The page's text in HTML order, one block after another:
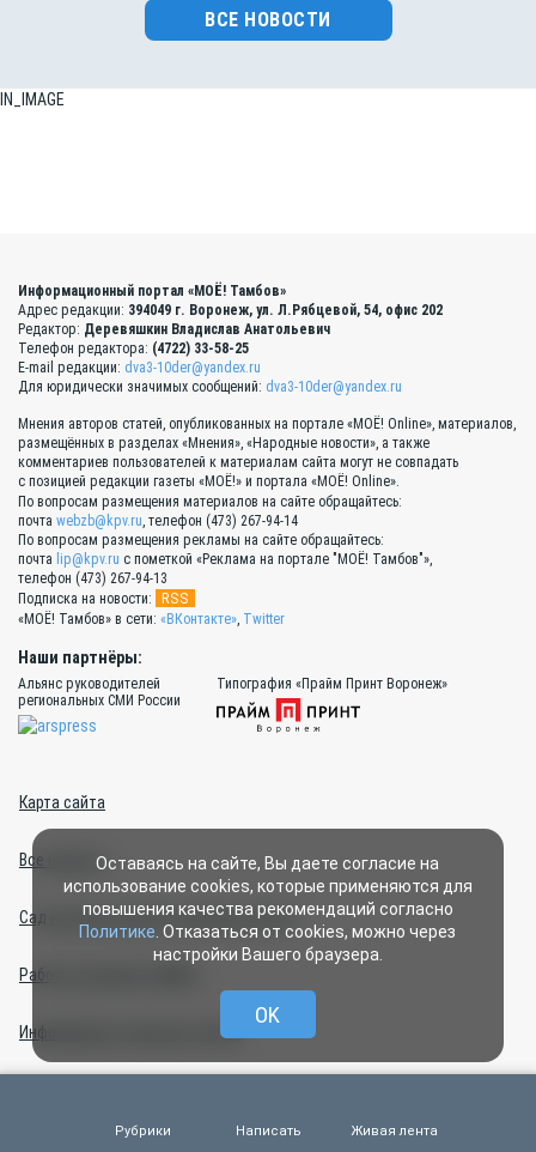
ВСЕ НОВОСТИ
IN_IMAGE
Информационный портал «МОЁ! Тамбов»
Адрес редакции: 394049 г. Воронеж, ул. Л.Рябцевой, 54, офис 202
Редактор: Деревяшкин Владислав Анатольевич
Телефон редактора: (4722) 33-58-25
E-mail редакции: dva3-10der@yandex.ru
Для юридически значимых сообщений: dva3-10der@yandex.ru
Мнения авторов статей, опубликованных на портале «МОЁ! Online», материалов,
размещённых в разделах «Мнения», «Народные новости», а также
комментариев пользователей к материалам сайта могут не совпадать
с позицией редакции газеты «МОЁ!» и портала «МОЁ! Online».
По вопросам размещения материалов на сайте обращайтесь:
почта webzb@kpv.ru, телефон (473) 267-94-14
По вопросам размещения рекламы на сайте обращайтесь:
почта lip@kpv.ru с пометкой «Реклама на портале "МОЁ! Тамбов"»,
телефон (473) 267-94-13
Подписка на новости:
RSS
«МОЁ! Тамбов» в сети: «ВКонтакте», Twitter
Наши партнёры:
Альянс руководителей
региональных СМИ России
Типография «Прайм Принт Воронеж»
Карта сайта
Все новости
Сад и огород весной: полезные советы
Работа в команде «МОЁ!»
Информация о платных услугах
Рубрики Написать Живая лента
Оставаясь на сайте, Вы даете согласие на
использование cookies, которые применяются для
повышения качества рекомендаций согласно
Политике . Отказаться от cookies, можно через
настройки Вашего браузера.
OK